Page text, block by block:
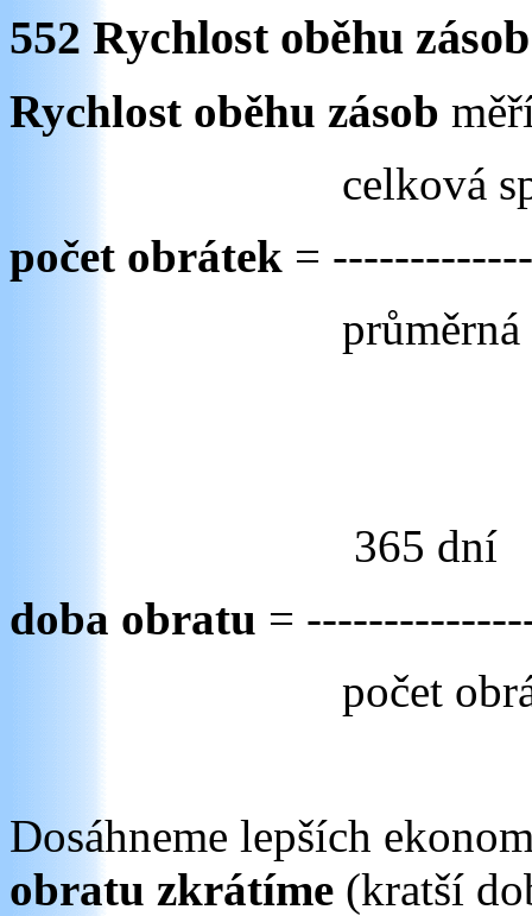
552 Rychlost oběhu zásob
Rychlost oběhu zásob
celková
počet obrátek =
průměrná
365 dní
doba obratu =
počet
Dosáhneme lepších
obratu zkrátíme (kratší